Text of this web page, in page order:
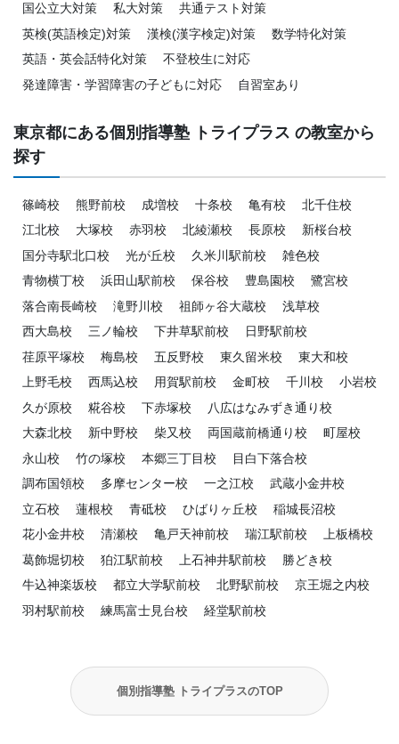
国公立大対策
私大対策
共通テスト対策
英検(英語検定)対策
漢検(漢字検定)対策
数学特化対策
英語・英会話特化対策
不登校生に対応
発達障害・学習障害の子どもに対応
自習室あり
東京都にある個別指導塾 トライプラス の教室から
探す
篠崎校 熊野前校 成増校 十条校 亀有校
北千住校
江北校
大塚校 赤羽校 北綾瀬校 長原校
新桜台校
国分寺駅北口校
光が丘校 久米川駅前校
雑色校
青物横丁校
浜田山駅前校 保谷校 豊島園校
鷺宮校
落合南長崎校
滝野川校 祖師ヶ谷大蔵校
浅草校
西大島校
三ノ輪校 下井草駅前校
日野駅前校
荏原平塚校
梅島校 五反野校 東久留米校
東大和校
上野毛校
西馬込校 用賀駅前校 金町校 千川校
小岩校
久が原校
糀谷校 下赤塚校
八広はなみずき通り校
大森北校
新中野校 柴又校 両国蔵前橋通り校
町屋校
永山校
竹の塚校 本郷三丁目校
目白下落合校
調布国領校
多摩センター校 一之江校
武蔵小金井校
立石校
蓮根校 青砥校 ひばりヶ丘校
稲城長沼校
花小金井校
清瀬校 亀戸天神前校 瑞江駅前校
上板橋校
葛飾堀切校
狛江駅前校 上石神井駅前校
勝どき校
牛込神楽坂校
都立大学駅前校 北野駅前校
京王堀之内校
羽村駅前校
練馬富士見台校 経堂駅前校
個別指導塾 トライプラスのTOP